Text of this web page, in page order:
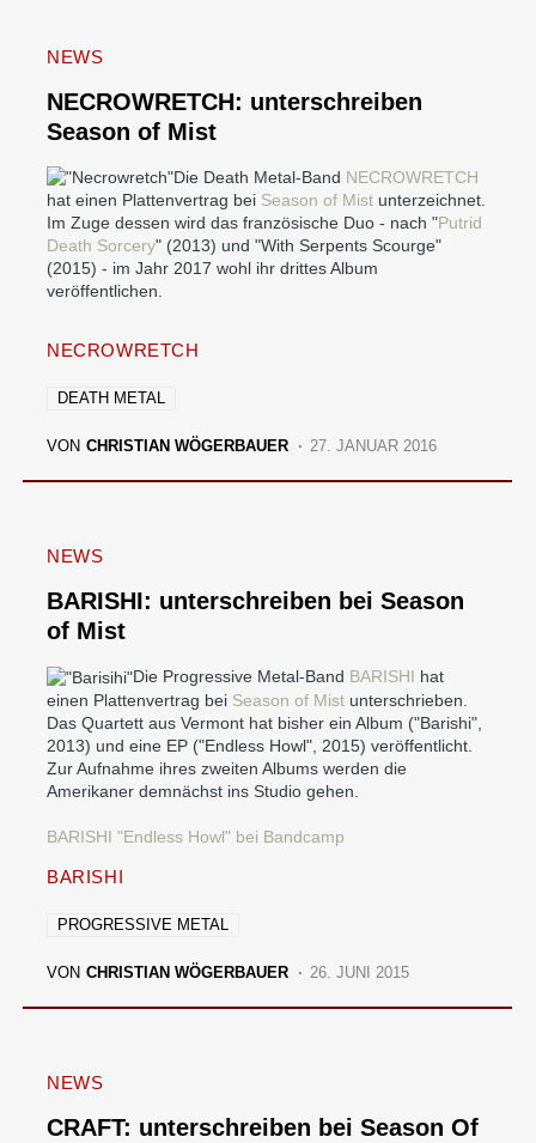
NEWS
NECROWRETCH: unterschreiben
Season of Mist
Die Death Metal-Band NECROWRETCH
hat einen Plattenvertrag bei Season of Mist unterzeichnet.
Im Zuge dessen wird das französische Duo - nach "Putrid
Death Sorcery" (2013) und "With Serpents Scourge"
(2015) - im Jahr 2017 wohl ihr drittes Album
veröffentlichen.
NECROWRETCH
DEATH METAL
VON CHRISTIAN WÖGERBAUER 27. JANUAR 2016
NEWS
BARISHI: unterschreiben bei Season
of Mist
Die Progressive Metal-Band BARISHI hat
einen Plattenvertrag bei Season of Mist unterschrieben.
Das Quartett aus Vermont hat bisher ein Album ("Barishi",
2013) und eine EP ("Endless Howl", 2015) veröffentlicht.
Zur Aufnahme ihres zweiten Albums werden die
Amerikaner demnächst ins Studio gehen.
BARISHI "Endless Howl" bei Bandcamp
BARISHI
PROGRESSIVE METAL
VON CHRISTIAN WÖGERBAUER 26. JUNI 2015
NEWS
CRAFT: unterschreiben bei Season Of